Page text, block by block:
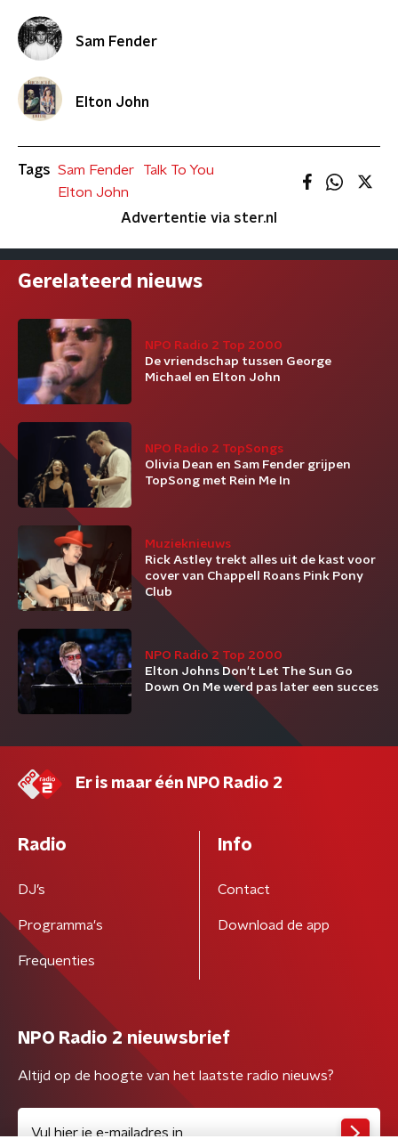
Sam Fender
Elton John
Tags Sam Fender
Talk To You
Elton John
Advertentie via ster.nl
Gerelateerd nieuws
NPO Radio 2 Top 2000
De vriendschap tussen George
Michael en Elton John
NPO Radio 2 TopSongs
Olivia Dean en Sam Fender grijpen
TopSong met Rein Me In
Muzieknieuws
Rick Astley trekt alles uit de kast voor
cover van Chappell Roans Pink Pony
Club
NPO Radio 2 Top 2000
Elton Johns Don't Let The Sun Go
Down On Me werd pas later een succes
Er is maar één NPO Radio 2
Radio
DJ’s
Programma's
Frequenties
Info
Contact
Download de app
NPO Radio 2 nieuwsbrief
Altijd op de hoogte van het laatste radio nieuws?